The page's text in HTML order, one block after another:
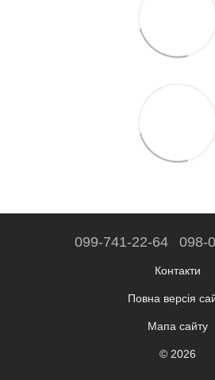
099-741-22-64 098-
Контакти
Повна версія
Мапа сайту
© 2026